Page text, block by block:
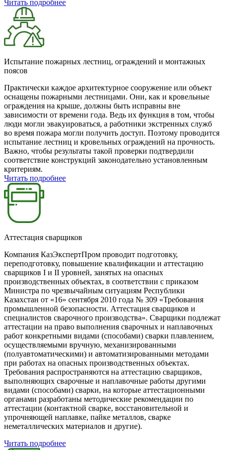
Читать подробнее
Испытание пожарных лестниц, ограждений и монтажных
поясов
Практически каждое архитектурное сооружение или объект
оснащены пожарными лестницами. Они, как и кровельные
ограждения на крыше, должны быть исправны вне
зависимости от времени года. Ведь их функция в том, чтобы
люди могли эвакуироваться, а работники экстренных служб
во время пожара могли получить доступ. Поэтому проводится
испытание лестниц и кровельных ограждений на прочность.
Важно, чтобы результаты такой проверки подтвердили
соответствие конструкций законодательно установленным
критериям.
Читать подробнее
Аттестация сварщиков
Компания КазЭкспертПром проводит подготовку,
переподготовку, повышение квалификации и аттестацию
сварщиков Ι и ΙΙ уровней, занятых на опасных
производственных объектах, в соответствии с приказом
Министра по чрезвычайным ситуациям Республики
Казахстан от «16» сентября 2010 года № 309 «Требования
промышленной безопасности. Аттестация сварщиков и
специалистов сварочного производства». Сварщики подлежат
аттестации на право выполнения сварочных и наплавочных
работ конкретными видами (способами) сварки плавлением,
осуществляемыми вручную, механизированными
(полуавтоматическими) и автоматизированными методами
при работах на опасных производственных объектах.
Требования распространяются на аттестацию сварщиков,
выполняющих сварочные и наплавочные работы другими
видами (способами) сварки, на которые аттестационными
органами разработаны методические рекомендации по
аттестации (контактной сварке, восстановительной и
упрочняющей наплавке, пайке металлов, сварке
неметаллических материалов и другие).
Читать подробнее